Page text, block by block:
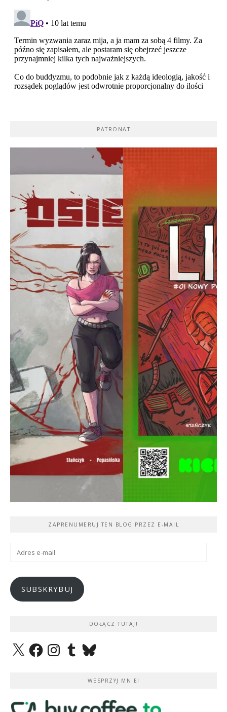
PATRONAT
ZAPRENUMERUJ TEN BLOG PRZEZ E-MAIL
Adres
SUBSKRYBUJ
DOŁĄCZ TUTAJ!
X FacebookInstagramTumblrBluesky
WESPRZYJ MNIE!